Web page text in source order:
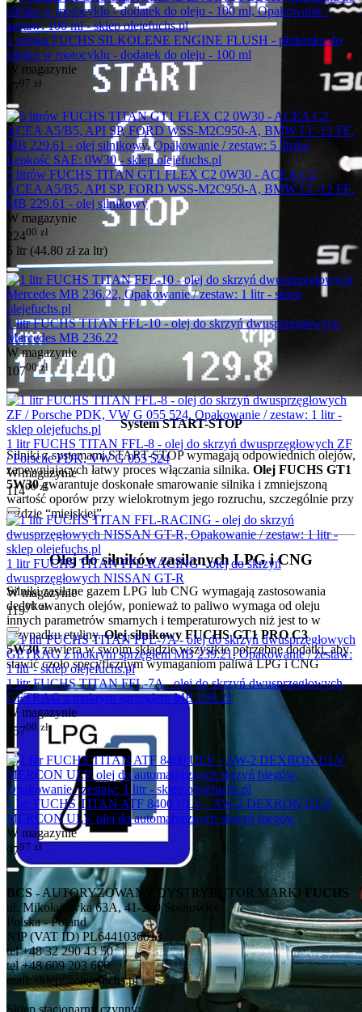
System START-STOP
Silniki z systemami START-STOP wymagają odpowiednich olejów,
zapewniających łatwy proces włączania silnika. Olej FUCHS GT1
5W30gwarantuje doskonałe smarowanie silnika i zmniejszoną
wartość oporów przy wielokrotnym jego rozruchu, szczególnie przy
jeździe “miejskiej”.
Olej do silników zasilanych LPG i CNG
Silniki zasilane gazem LPG lub CNG wymagają zastosowania
dedykowanych olejów, ponieważ to paliwo wymaga od oleju
innych parametrów smarnych i temperaturowych niż jest to w
przypadku etyliny.Olej silnikowy FUCHS GT1 PRO C3
5W30zawiera w swoim składzie wszystkie potrzebne dodatki, aby
stawić czoło specyficznym wymaganiom paliwa LPG i CNG
1 sztuka FUCHS SILKOLENE ENGINE FLUSH - płukanka do
silnika w motocyklu - dodatek do oleju - 100 ml
W magazynie
4797 zł
5 litrów FUCHS TITAN GT1 FLEX C2 0W30 - ACEA C2,
ACEA A5/B5, API SP, FORD WSS-M2C950-A, BMW LL-12 FE,
MB 229.61 - olej silnikowy
W magazynie
22400 zł
5 ltr (44.80 złza ltr)
1 litr FUCHS TITAN FFL-10 - olej do skrzyń dwusprzęgłowych
Mercedes MB 236.22
W magazynie
10700 zł
1 litr FUCHS TITAN FFL-8 - olej do skrzyń dwusprzęgłowych ZF
/ Porsche PDK, VW G 055 524
W magazynie
11400 zł
1 litr FUCHS TITAN FFL-RACING - olej do skrzyń
dwusprzęgłowych NISSAN GT-R
W magazynie
11900 zł
1 litr FUCHS TITAN FFL-7A - olej do skrzyń dwusprzęgłowych
GETRAG z mokrym sprzęgłem MB 239.21
W magazynie
15700 zł
1 litr FUCHS TITAN ATF 8400 ULV - AW-2 DEXRON ULV
MERCON ULV olej do automatycznych skrzyń biegów
W magazynie
9797 zł
BCS- AUTORYZOWANY DYSTRYBUTOR MARKI FUCHS
ul. Mikołajczyka 63A, 41-200 Sosnowiec
Polska - Poland
NIP (VAT ID) PL6441036013
tel +48 32 290 43 50
tel +48 609 203 600
mail: sklep@olejefuchs.pl
Sklep stacjonarny czynny: